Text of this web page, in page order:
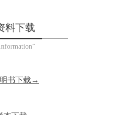
料下载
书下载→